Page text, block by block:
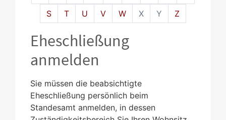
S
T U V W X Y Z
Eheschließung
anmelden
Sie müssen die beabsichtigte
Eheschließung persönlich beim
Standesamt anmelden, in dessen